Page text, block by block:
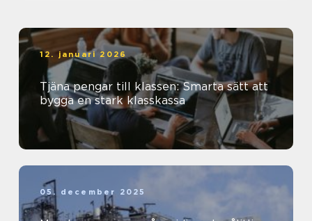
12. januari 2026
Tjäna pengar till klassen: Smarta sätt att
bygga en stark klasskassa
05. december 2025